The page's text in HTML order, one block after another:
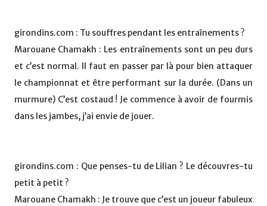
girondins.com : Tu souffres pendant les entraînements ?
Marouane Chamakh : Les entraînements sont un peu durs
et c’est normal. Il faut en passer par là pour bien attaquer
le championnat et être performant sur la durée. (Dans un
murmure) C’est costaud ! Je commence à avoir de fourmis
dans les jambes, j’ai envie de jouer.
girondins.com : Que penses-tu de Lilian ? Le découvres-tu
petit à petit ?
Marouane Chamakh : Je trouve que c’est un joueur fabuleux